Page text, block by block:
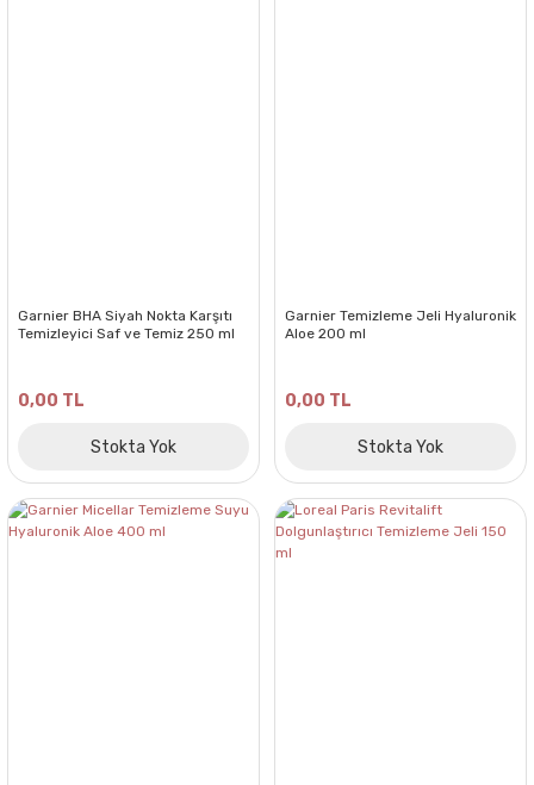
Garnier BHA Siyah Nokta Karşıtı
Temizleyici Saf ve Temiz 250 ml
0,00 TL
Stokta Yok
Garnier Temizleme Jeli Hyaluronik
Aloe 200 ml
0,00 TL
Stokta Yok